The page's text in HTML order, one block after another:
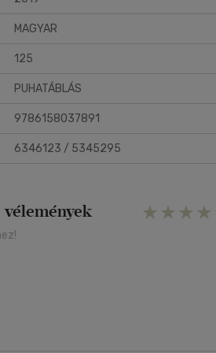
MAGYAR
125
PUHATÁBLÁS
9786158037891
6346123 / 5345295
vélemények